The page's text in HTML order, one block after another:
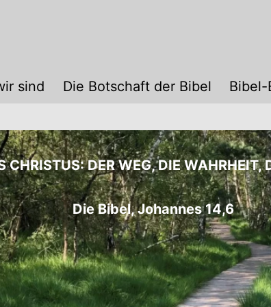
sind Die Botschaft der Bibel Bibel-
CHRISTUS: DER WEG, DIE WAHRHEIT,
Die Bibel, Johannes 14,6